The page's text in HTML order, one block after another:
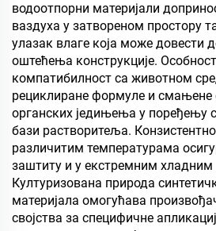
водоотпорни материјали
ваздуха у затвореном простору
улазак влаге која може довести
оштећења конструкције.
компатибилност са животном
рециклиране формуле и смањене
органских једињења у поређењу
бази растворитеља.
различитим температурама
заштиту и у екстремним
Културизована природа
материјала омогућава
својства за специфичне